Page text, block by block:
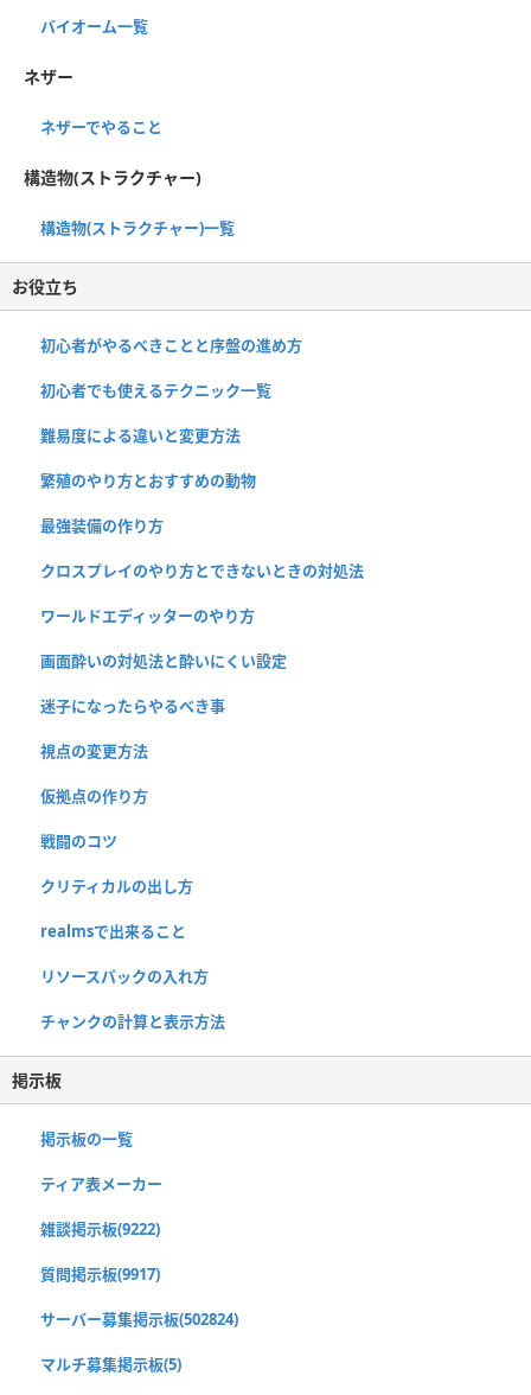
バイオーム一覧
ネザー
ネザーでやること
構造物(ストラクチャー)
構造物(ストラクチャー)一覧
お役立ち
初心者がやるべきことと序盤の進め方
初心者でも使えるテクニック一覧
難易度による違いと変更方法
繁殖のやり方とおすすめの動物
最強装備の作り方
クロスプレイのやり方とできないときの対処法
ワールドエディッターのやり方
画面酔いの対処法と酔いにくい設定
迷子になったらやるべき事
視点の変更方法
仮拠点の作り方
戦闘のコツ
クリティカルの出し方
realmsで出来ること
リソースパックの入れ方
チャンクの計算と表示方法
掲示板
掲示板の一覧
ティア表メーカー
雑談掲示板(9222)
質問掲示板(9917)
サーバー募集掲示板(502824)
マルチ募集掲示板(5)